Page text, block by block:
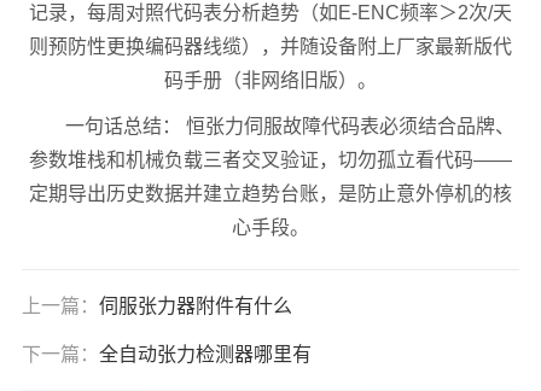
记录，每周对照代码表分析趋势（如E-ENC频率＞2次/天
则预防性更换编码器线缆），并随设备附上厂家最新版代
码手册（非网络旧版）。
一句话总结： 恒张力伺服故障代码表必须结合品牌、
参数堆栈和机械负载三者交叉验证，切勿孤立看代码——
定期导出历史数据并建立趋势台账，是防止意外停机的核
心手段。
上一篇： 伺服张力器附件有什么
下一篇： 全自动张力检测器哪里有